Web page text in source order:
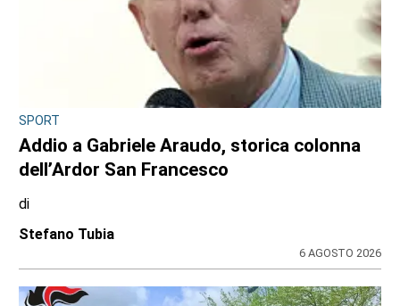
SPORT
Addio a Gabriele Araudo, storica colonna
dell’Ardor San Francesco
di
Stefano Tubia
6 AGOSTO 2026